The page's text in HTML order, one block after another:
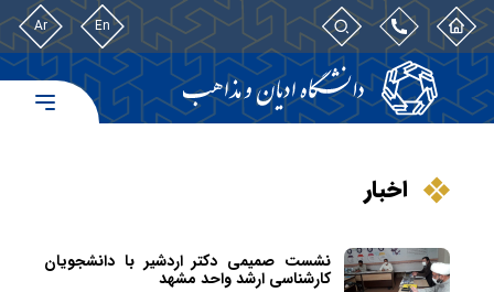
En
Ar
اخبار
نشست صمیمی دکتر اردشیر با دانشجویان
کارشناسی ارشد واحد مشهد